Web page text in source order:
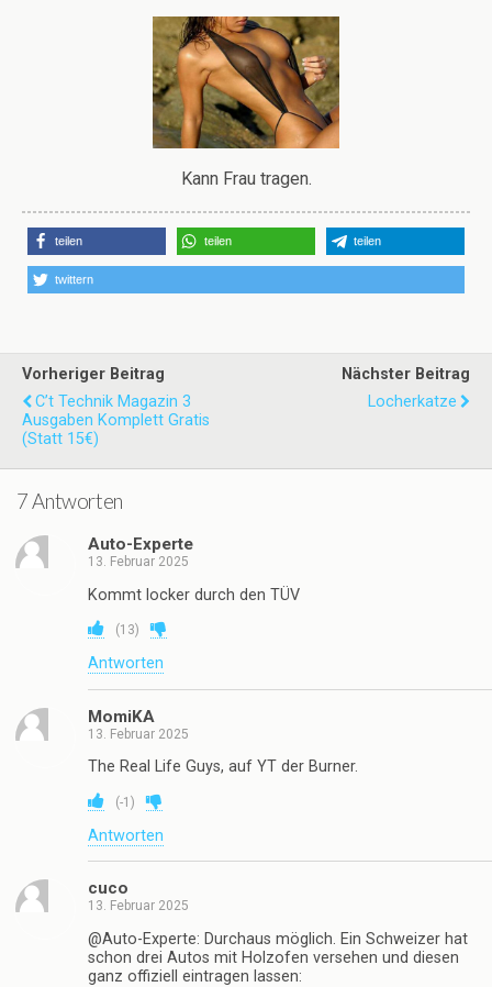
Kann Frau tragen.
teilen teilen teilen
twittern
Vorheriger Beitrag
C’t Technik Magazin 3
Ausgaben Komplett Gratis
(statt 15€)
Nächster Beitrag
Locherkatze
7 Antworten
Auto-Experte
13. Februar 2025
Kommt locker durch den TÜV
(13)
Antworten
MomiKA
13. Februar 2025
The Real Life Guys, auf YT der Burner.
(-1 )
Antworten
cuco
13. Februar 2025
@Auto-Experte: Durchaus möglich. Ein Schweizer hat
schon drei Autos mit Holzofen versehen und diesen
ganz offiziell eintragen lassen: